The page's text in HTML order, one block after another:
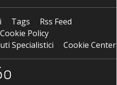
Tags
Rss Feed
Policy
Specialistici
Cookie Center